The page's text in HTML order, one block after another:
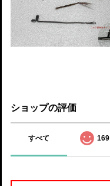
ショップの評価
すべて 169